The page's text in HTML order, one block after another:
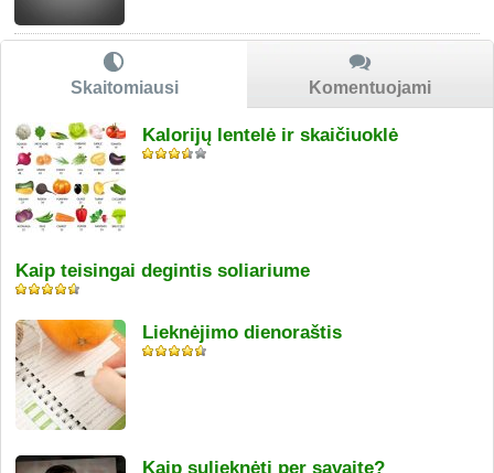
Skaitomiausi Komentuojami
Kalorijų lentelė ir skaičiuoklė
Kaip teisingai degintis soliariume
Lieknėjimo dienoraštis
Kaip sulieknėti per savaitę?